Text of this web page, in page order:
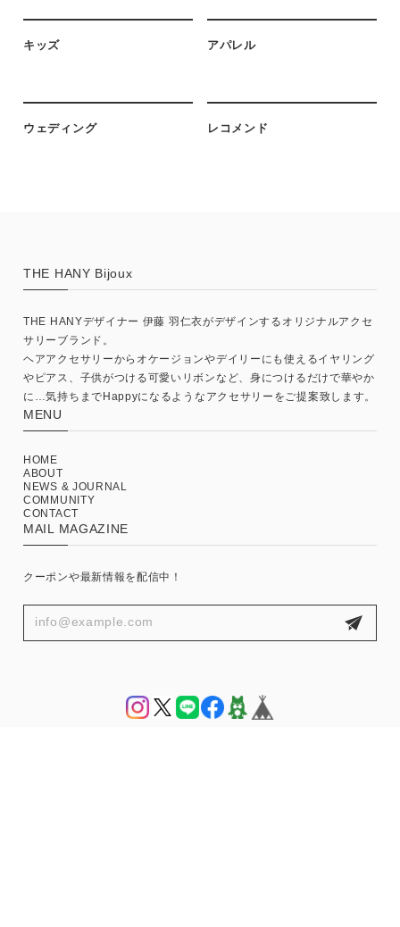
キッズ アパレル
ウェディング レコメンド
THE HANY Bijoux
THE HANYデザイナー 伊藤 羽仁衣がデザインするオリジナルアクセ
サリーブランド。
ヘアアクセサリーからオケージョンやデイリーにも使えるイヤリング
やピアス、子供がつける可愛いリボンなど、身につけるだけで華やか
に…気持ちまでHappyになるようなアクセサリーをご提案致します。
MENU
HOME
ABOUT
NEWS & JOURNAL
COMMUNITY
CONTACT
MAIL MAGAZINE
クーポンや最新情報を配信中！